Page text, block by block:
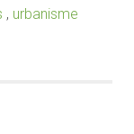
, urbanisme